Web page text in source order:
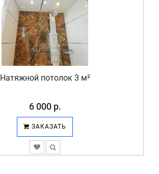
Натяжной потолок 3 м²
6 000 р.
ЗАКАЗАТЬ